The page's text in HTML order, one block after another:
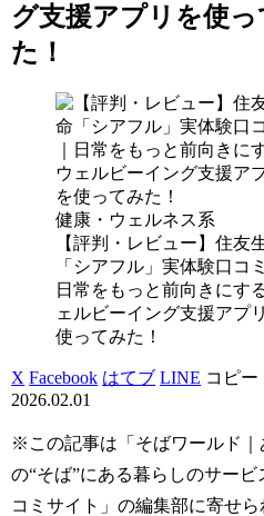
グ支援アプリを使っ
た！
健康・ウェルネス系
【評判・レビュー】住友
「シアフル」実体験口コミ
日常をもっと前向きにす
ェルビーイング支援アプ
使ってみた！
X Facebook はてブ LINE コピー
2026.02.01
※この記事は「そばワールド｜
の“そば”にある暮らしのサービ
コミサイト」の編集部に寄せ